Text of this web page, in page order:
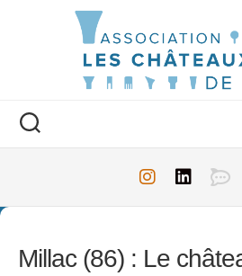
Millac (86) : Le